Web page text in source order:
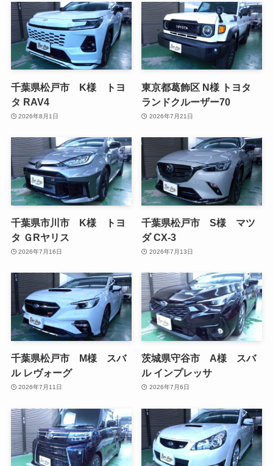
千葉県松戸市 K様 トヨ
タ RAV4
2026年8月1日
東京都葛飾区 N様 トヨタ
ランドクルーザー70
2026年7月21日
千葉県市川市 K様 トヨ
タ ＧRヤリス
2026年7月16日
千葉県松戸市 S様 マツ
ダ CX-3
2026年7月13日
千葉県松戸市 M様 スバ
ル レヴォーグ
2026年7月11日
茨城県守谷市 A様 スバ
ル インプレッサ
2026年7月6日